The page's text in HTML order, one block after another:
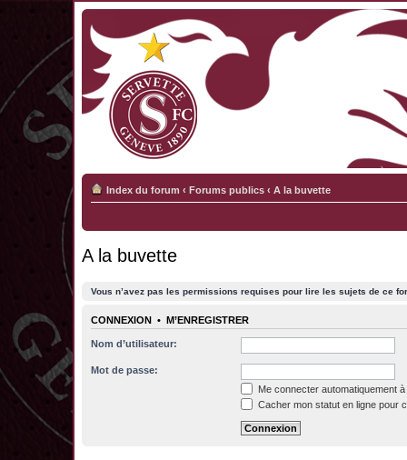
Index du forum ‹ Forums publics ‹ A la buvette
A la buvette
Vous n’avez pas les permissions requises pour lire les sujets de ce
CONNEXION • M’ENREGISTRER
Nom d’utilisateur:
Mot de passe:
Me connecter automatiquement
Cacher mon statut en ligne pour